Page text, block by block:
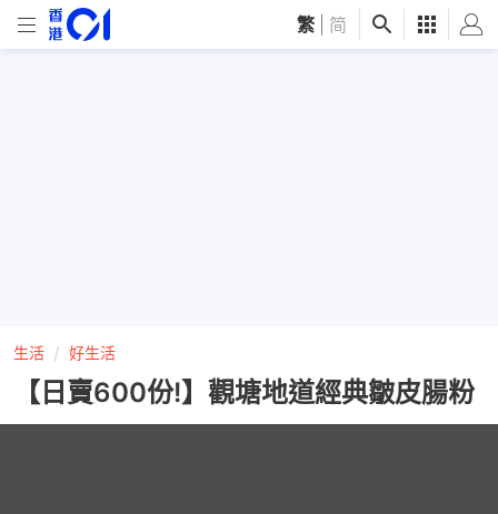
繁 简
生活 好生活
【日賣600份!】觀塘地道經典皺皮腸粉